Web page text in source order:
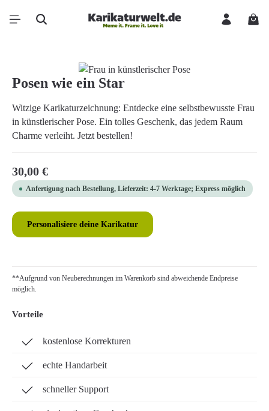
Zum Hauptinhalt springen
Bildergalerie überspringen
Posen wie ein Star
Witzige Karikaturzeichnung: Entdecke eine selbstbewusste Frau
in künstlerischer Pose. Ein tolles Geschenk, das jedem Raum
Charme verleiht. Jetzt bestellen!
Regulärer Preis:
30,00 €
Anfertigung nach Bestellung, Lieferzeit: 4-7 Werktage; Express möglich
Personalisiere deine Karikatur
**Aufgrund von Neuberechnungen im Warenkorb sind abweichende Endpreise
möglich.
Vorteile
kostenlose Korrekturen
echte Handarbeit
schneller Support